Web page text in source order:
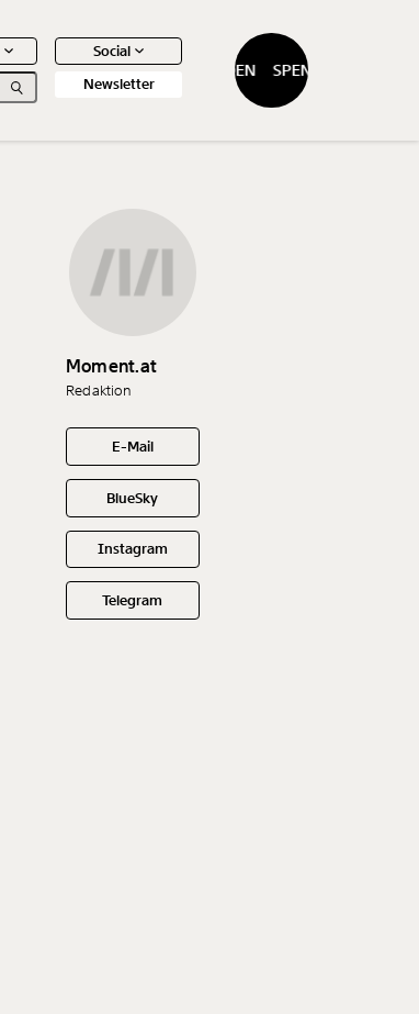
Social
Newsletter
SPENDEN SPENDEN
0 Artikel
Moment.at
Redaktion
E-Mail
BlueSky
Instagram
Telegram